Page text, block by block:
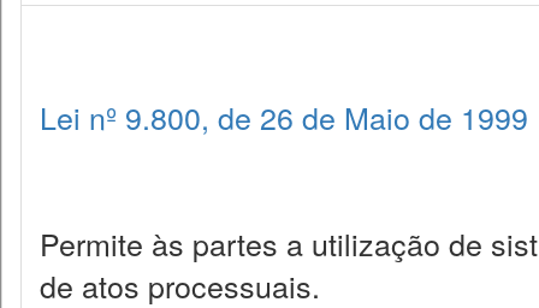
Lei nº 9.800, de 26 de Maio de 1999
Permite às partes a utilização de
de atos processuais.